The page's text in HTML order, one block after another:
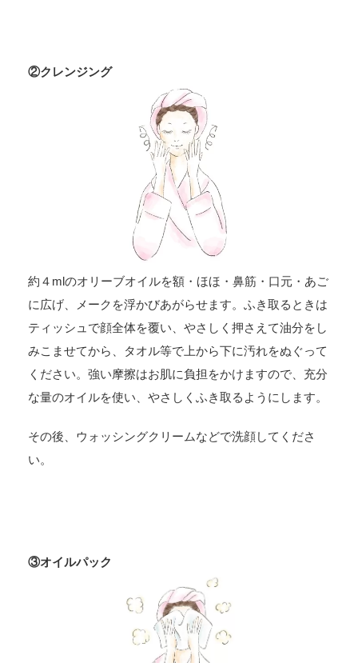
②クレンジング
約４mlのオリーブオイルを額・ほほ・鼻筋・口元・あご
に広げ、メークを浮かびあがらせます。ふき取るときは
ティッシュで顔全体を覆い、やさしく押さえて油分をし
みこませてから、タオル等で上から下に汚れをぬぐって
ください。強い摩擦はお肌に負担をかけますので、充分
な量のオイルを使い、やさしくふき取るようにします。
その後、ウォッシングクリームなどで洗顔してくださ
い。
③オイルパック